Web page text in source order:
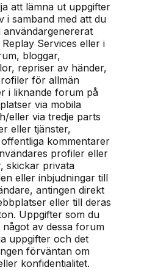
att lämna ut uppgifter
i samband med att du
användargenererat
Services eller i
bloggar,
repriser av händer,
för allmän
i liknande forum på
via mobila
eller via tredje parts
eller tjänster,
kommentarer
profiler eller
skickar privata
eller inbjudningar till
antingen direkt
eller till deras
Uppgifter som du
något av dessa forum
uppgifter och det
förväntan om
konfidentialitet.